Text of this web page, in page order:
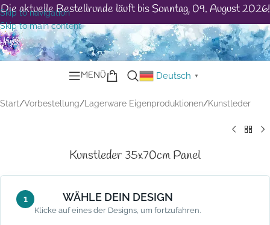
Skip to navigation
Skip to main content
Die aktuelle Bestellrunde läuft bis Sonntag, 09. August 2026!
MENÜ Deutsch ▼
Start/Vorbestellung/ Lagerware Eigenproduktionen/Kunstleder
Kunstleder 35x70cm Panel
1 WÄHLE DEIN DESIGN
Klicke auf eines der Designs, um fortzufahren.